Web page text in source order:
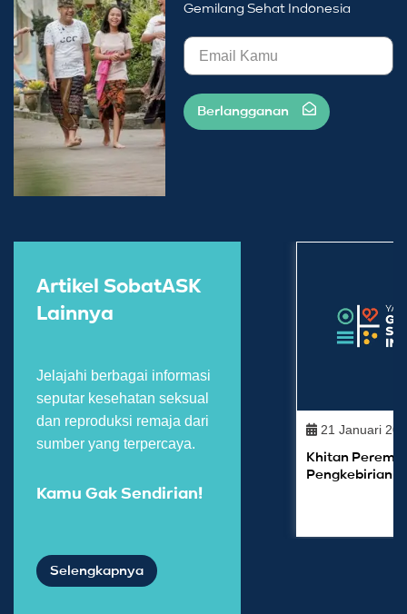
Gemilang Sehat Indonesia
Berlangganan
Artikel SobatASK
Lainnya
Jelajahi berbagai informasi
seputar kesehatan seksual
dan reproduksi remaja dari
sumber yang terpercaya.
Kamu Gak Sendirian!
Selengkapnya
21 Januari
Khitan
Pengkebirian